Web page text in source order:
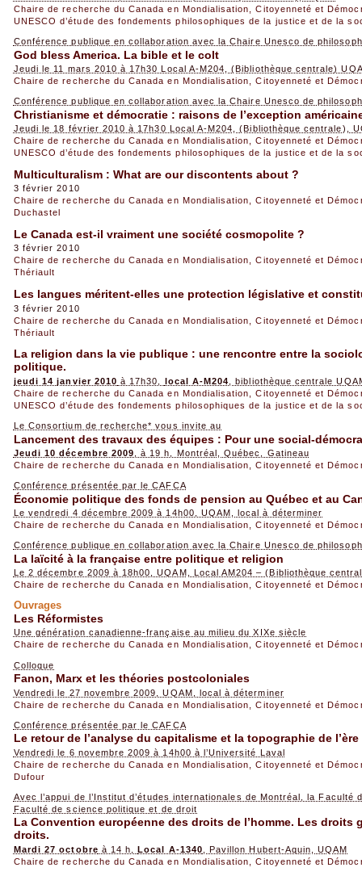
Chaire de recherche du Canada en Mondialisation, Citoyenneté et
UNESCO d’étude des fondements philosophiques de la justice et de la
Conférence publique en collaboration avec la Chaire Unesco de
God bless America. La bible et le colt
Jeudi le 11 mars 2010 à 17h30 Local A-M204, (Bibliothèque centrale)
Chaire de recherche du Canada en Mondialisation, Citoyenneté et
Conférence publique en collaboration avec la Chaire Unesco de
Christianisme et démocratie : raisons de l’exception
Jeudi le 18 février 2010 à 17h30 Local A-M204, (Bibliothèque centrale),
Chaire de recherche du Canada en Mondialisation, Citoyenneté et
UNESCO d’étude des fondements philosophiques de la justice et de la
Multiculturalism : What are our discontents about ?
3 février 2010
Chaire de recherche du Canada en Mondialisation, Citoyenneté et
Duchastel
Le Canada est-il vraiment une société cosmopolite ?
3 février 2010
Chaire de recherche du Canada en Mondialisation, Citoyenneté et
Thériault
Les langues méritent-elles une protection législative et
3 février 2010
Chaire de recherche du Canada en Mondialisation, Citoyenneté et
Thériault
La religion dans la vie publique : une rencontre entre la
politique.
jeudi 14 janvier 2010 à 17h30, local A-M204 , bibliothèque centrale
Chaire de recherche du Canada en Mondialisation, Citoyenneté et
UNESCO d’étude des fondements philosophiques de la justice et de la
Le Consortium de recherche* vous invite au
Lancement des travaux des équipes : Pour une social-
Jeudi 10 décembre 2009 , à 19 h, Montréal, Québec, Gatineau
Chaire de recherche du Canada en Mondialisation, Citoyenneté et
Conférence présentée par le CAFCA
Économie politique des fonds de pension au Québec et au
Le vendredi 4 décembre 2009 à 14h00, UQAM, local à déterminer
Chaire de recherche du Canada en Mondialisation, Citoyenneté et
Conférence publique en collaboration avec la Chaire Unesco de
La laïcité à la française entre politique et religion
Le 2 décembre 2009 à 18h00, UQAM, Local AM204 – (Bibliothèque
Chaire de recherche du Canada en Mondialisation, Citoyenneté et
Ouvrages
Les Réformistes
Une génération canadienne-française au milieu du XIXe siècle
Chaire de recherche du Canada en Mondialisation, Citoyenneté et
Colloque
Fanon, Marx et les théories postcoloniales
Vendredi le 27 novembre 2009, UQAM, local à déterminer
Chaire de recherche du Canada en Mondialisation, Citoyenneté et
Conférence présentée par le CAFCA
Le retour de l’analyse du capitalisme et la topographie de l’ère
Vendredi le 6 novembre 2009 à 14h00 à l’Université Laval
Chaire de recherche du Canada en Mondialisation, Citoyenneté et
Dufour
Avec l’appui de l’Institut d’études internationales de Montréal, la Faculté
Faculté de science politique et de droit
La Convention européenne des droits de l’homme. Les droits
droits.
Mardi 27 octobre à 14 h,Local A-1340 , Pavillon Hubert-Aquin, UQAM
Chaire de recherche du Canada en Mondialisation, Citoyenneté et